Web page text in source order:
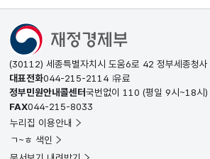
(30112) 세종특별자치시 도움6로 42 정부세종청사
대표전화044-215-2114 유료
정부민원안내콜센터국번없이 110 (평일 9시~18시)
FAX044-215-8033
누리집 이용안내
ㄱ~ㅎ 색인